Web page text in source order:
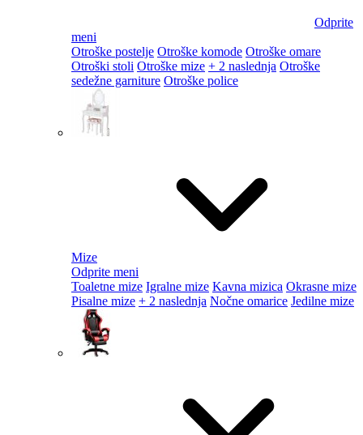
Odprite
meni
Otroške postelje Otroške komode Otroške omare
Otroški stoli Otroške mize + 2 naslednja Otroške
sedežne garniture Otroške police
Mize
Odprite meni
Toaletne mize Igralne mize Kavna mizica Okrasne mize
Pisalne mize + 2 naslednja Nočne omarice Jedilne mize